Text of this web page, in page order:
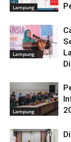
Lampung
Lampung
Lampung